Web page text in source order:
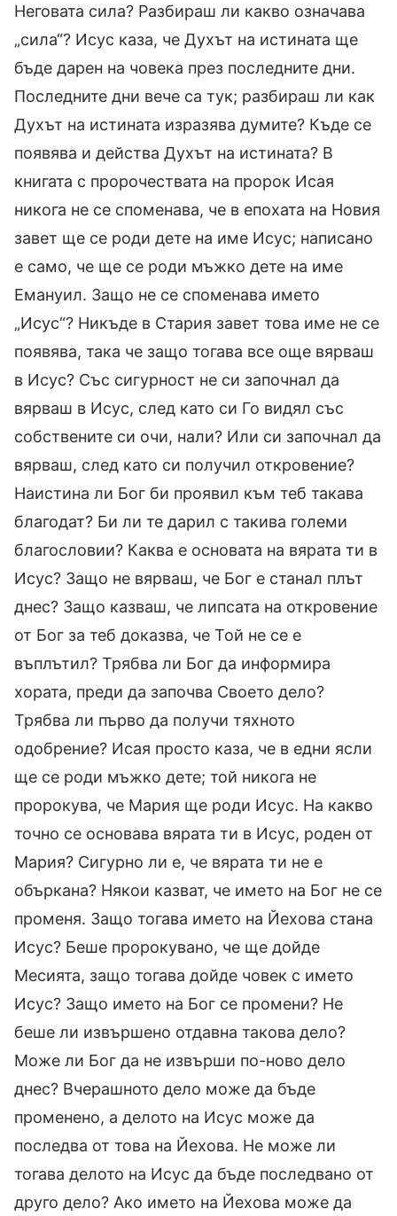
Неговата сила? Разбираш ли какво означава
„сила“? Исус каза, че Духът на истината ще
бъде дарен на човека през последните дни.
Последните дни вече са тук; разбираш ли как
Духът на истината изразява думите? Къде се
появява и действа Духът на истината? В
книгата с пророчествата на пророк Исая
никога не се споменава, че в епохата на Новия
завет ще се роди дете на име Исус; написано
е само, че ще се роди мъжко дете на име
Емануил. Защо не се споменава името
„Исус“? Никъде в Стария завет това име не се
появява, така че защо тогава все още вярваш
в Исус? Със сигурност не си започнал да
вярваш в Исус, след като си Го видял със
собствените си очи, нали? Или си започнал да
вярваш, след като си получил откровение?
Наистина ли Бог би проявил към теб такава
благодат? Би ли те дарил с такива големи
благословии? Каква е основата на вярата ти в
Исус? Защо не вярваш, че Бог е станал плът
днес? Защо казваш, че липсата на откровение
от Бог за теб доказва, че Той не се е
въплътил? Трябва ли Бог да информира
хората, преди да започва Своето дело?
Трябва ли първо да получи тяхното
одобрение? Исая просто каза, че в едни ясли
ще се роди мъжко дете; той никога не
пророкува, че Мария ще роди Исус. На какво
точно се основава вярата ти в Исус, роден от
Мария? Сигурно ли е, че вярата ти не е
объркана? Някои казват, че името на Бог не се
променя. Защо тогава името на Йехова стана
Исус? Беше пророкувано, че ще дойде
Месията, защо тогава дойде човек с името
Исус? Защо името на Бог се промени? Не
беше ли извършено отдавна такова дело?
Може ли Бог да не извърши по-ново дело
днес? Вчерашното дело може да бъде
променено, а делото на Исус може да
последва от това на Йехова. Не може ли
тогава делото на Исус да бъде последвано от
друго дело? Ако името на Йехова може да